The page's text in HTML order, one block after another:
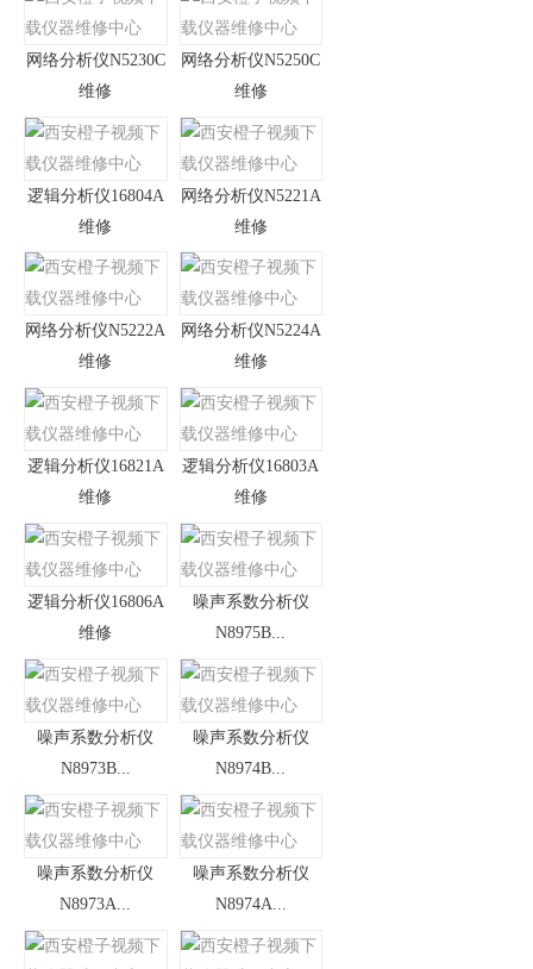
网络分析仪N5230C
维修
网络分析仪N5250C
维修
逻辑分析仪16804A
维修
网络分析仪N5221A
维修
网络分析仪N5222A
维修
网络分析仪N5224A
维修
逻辑分析仪16821A
维修
逻辑分析仪16803A
维修
逻辑分析仪16806A
维修
噪声系数分析仪
N8975B...
噪声系数分析仪
N8973B...
噪声系数分析仪
N8974B...
噪声系数分析仪
N8973A...
噪声系数分析仪
N8974A...